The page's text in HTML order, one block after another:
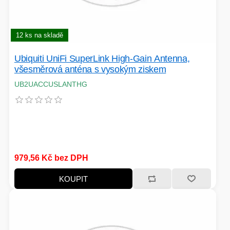
PC SKŘÍNĚ
CHLADIČE
LINUX SERVER
PŘÍSLUŠENSTVÍ
AUTO - MOTO
USB KABELY
ZÁSUVKY - VYPÍNAČE
OPTICKÉ KABELY
GRILOVÁNÍ A PÁRTY
12 ks na skladě
Ubiquiti UniFi SuperLink High-Gain Antenna,
všesměrová anténa s vysokým ziskem
UB2UACCUSLANTHG
979,56 Kč bez DPH
KOUPIT